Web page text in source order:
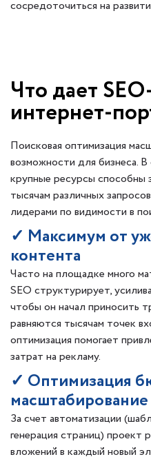
сосредоточиться на
Что дает
интернет-
Поисковая оптимизация
возможности для бизнеса.
крупные ресурсы способны
тысячам различных
лидерами по видимости в
✓ Максимум от
контента
Часто на площадке много
SEO структурирует,
чтобы он начал приносить
равняются тысячам точек
оптимизация помогает
затрат на рекламу.
✓ Оптимизация
масштабирование
За счет автоматизации
генерация страниц) проект
вложений в каждый новый